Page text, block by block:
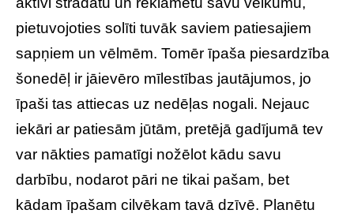
pietuvojoties solīti tuvāk saviem patiesajiem
sapņiem un vēlmēm. Tomēr īpaša piesardzība
šonedēļ ir jāievēro mīlestības jautājumos, jo
īpaši tas attiecas uz nedēļas nogali. Nejauc
iekāri ar patiesām jūtām, pretējā gadījumā tev
var nākties pamatīgi nožēlot kādu savu
darbību, nodarot pāri ne tikai pašam, bet
kādam īpašam cilvēkam tavā dzīvē. Planētu